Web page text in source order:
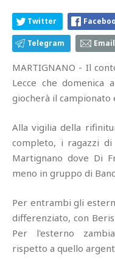
Twitter
Telegram Email
MARTIGNANO - Il
Lecce che domenica
giocherà il campionato
Alla vigilia della
completo, i ragazzi
Martignano dove Di
meno in gruppo di
Per entrambi gli
differenziato, con
Per l'esterno
rispetto a quello